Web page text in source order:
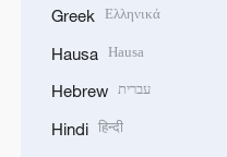
Greek Ελληνικά
Hausa Hausa
Hebrew עברית
Hindi हिन्दी